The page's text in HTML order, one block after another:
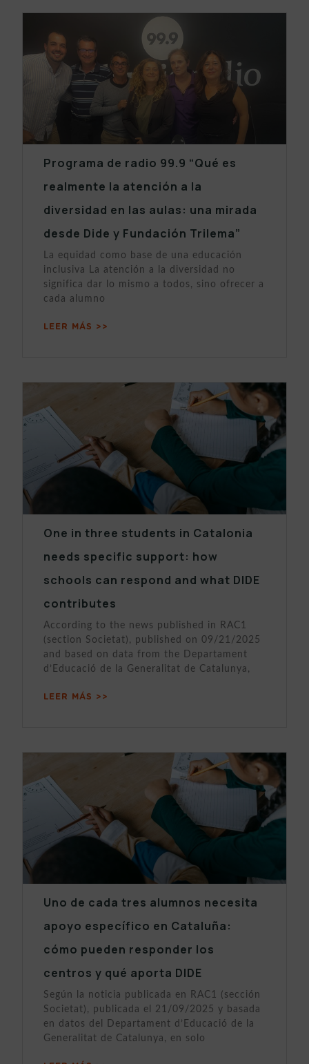
Programa de radio 99.9 “Qué es
realmente la atención a la
diversidad en las aulas: una mirada
desde Dide y Fundación Trilema”
La equidad como base de una educación
inclusiva La atención a la diversidad no
significa dar lo mismo a todos, sino ofrecer a
cada alumno
LEER MÁS >>
One in three students in Catalonia
needs specific support: how
schools can respond and what DIDE
contributes
According to the news published in RAC1
(section Societat), published on 09/21/2025
and based on data from the Departament
d’Educació de la Generalitat de Catalunya,
LEER MÁS >>
Uno de cada tres alumnos necesita
apoyo específico en Cataluña:
cómo pueden responder los
centros y qué aporta DIDE
Según la noticia publicada en RAC1 (sección
Societat), publicada el 21/09/2025 y basada
en datos del Departament d’Educació de la
Generalitat de Catalunya, en solo